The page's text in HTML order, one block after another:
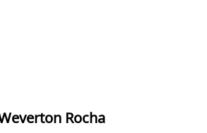
Rocha